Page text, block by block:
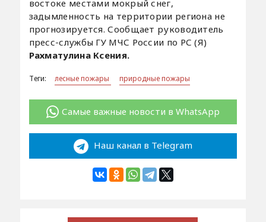
востоке местами мокрый снег,
задымленность на территории региона не
прогнозируется. Сообщает руководитель
пресс-службы ГУ МЧС России по РС (Я)
Рахматулина Ксения.
Теги: лесные пожары природные пожары
Самые важные новости в WhatsApp
Наш канал в Telegram